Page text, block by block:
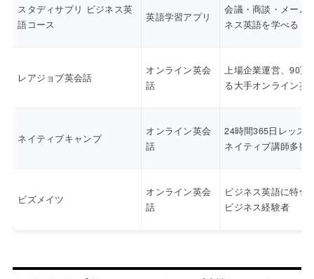
スタディサプリ ビジネス英
語コース
英語学習アプリ
会議・商談・メール
ネス英語を学べる
レアジョブ英会話
オンライン英会
話
上場企業運営、90万
る大手オンライン英
ネイティブキャンプ
オンライン英会
話
24時間365日レッス
ネイティブ講師多数
ビズメイツ
オンライン英会
話
ビジネス英語に特化
ビジネス経験者